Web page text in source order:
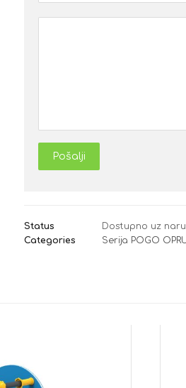
Pošalji
Status
Dostupno uz
Categories
Serija POGO